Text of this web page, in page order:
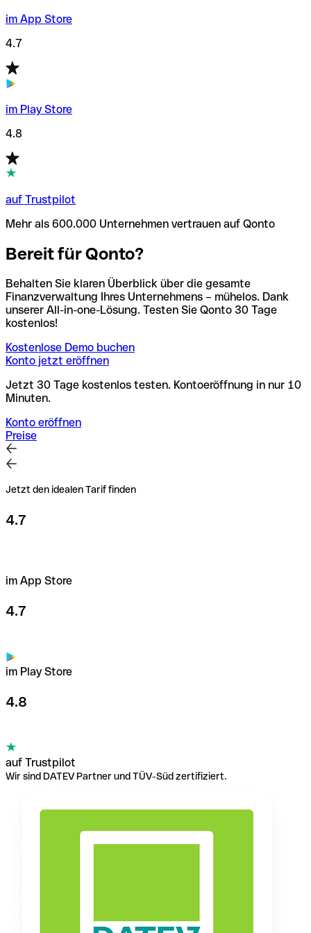
im App Store
4.7
im Play Store
4.8
auf Trustpilot
Mehr als 600.000 Unternehmen vertrauen auf Qonto
Bereit für Qonto?
Behalten Sie klaren Überblick über die gesamte
Finanzverwaltung Ihres Unternehmens – mühelos. Dank
unserer All-in-one-Lösung. Testen Sie Qonto 30 Tage
kostenlos!
Kostenlose Demo buchen
Konto jetzt eröffnen
Jetzt 30 Tage kostenlos testen. Kontoeröffnung in nur 10
Minuten.
Konto eröffnen
Preise
Jetzt den idealen Tarif finden
4.7
im App Store
4.7
im Play Store
4.8
auf Trustpilot
Wir sind DATEV Partner und TÜV-Süd zertifiziert.